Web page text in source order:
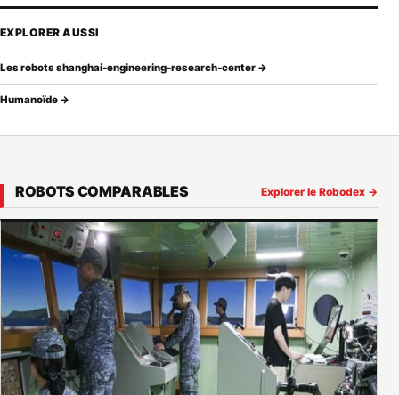
EXPLORER AUSSI
Les robots shanghai-engineering-research-center →
Humanoïde →
ROBOTS COMPARABLES Explorer le Robodex →